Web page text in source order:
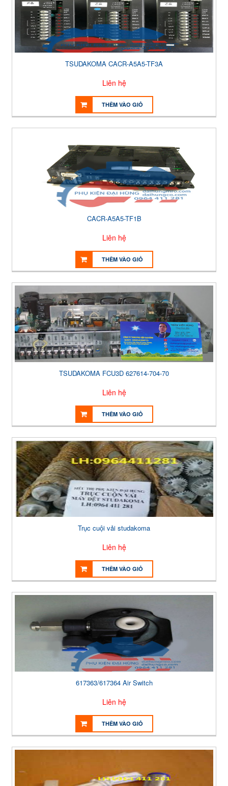
TSUDAKOMA CACR-A5A5-TF3A
Liên hệ
THÊM VÀO GIỎ
CACR-A5A5-TF1B
Liên hệ
THÊM VÀO GIỎ
TSUDAKOMA FCU3D 627614-704-70
Liên hệ
THÊM VÀO GIỎ
Trục cuội vải studakoma
Liên hệ
THÊM VÀO GIỎ
617363/617364 Air Switch
Liên hệ
THÊM VÀO GIỎ